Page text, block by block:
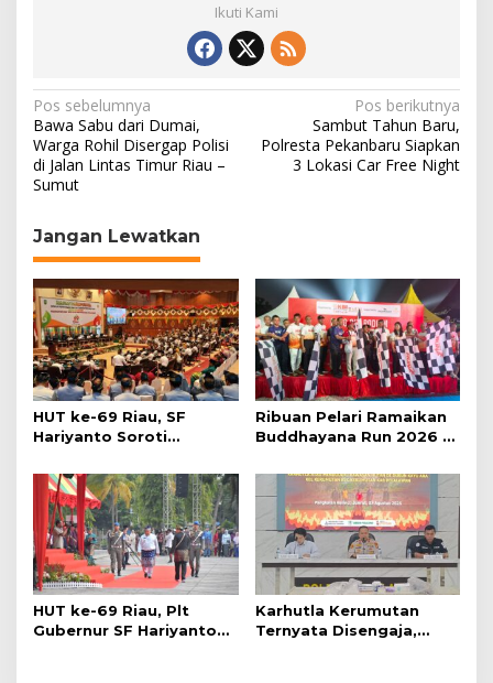
Ikuti Kami
N
a
v
g
a
s
i
p
o
s
Pos sebelumnya
Bawa Sabu dari Dumai,
Warga Rohil Disergap Polisi
di Jalan Lintas Timur Riau –
Sumut
Pos berikutnya
Sambut Tahun Baru,
Polresta Pekanbaru Siapkan
3 Lokasi Car Free Night
Jangan Lewatkan
HUT ke-69 Riau, SF
Hariyanto Soroti
Kemiskinan
Ribuan Pelari Ramaikan
Buddhayana Run 2026 di
HUT ke-69 Riau, Plt
Gubernur SF Hariyanto
Karhutla Kerumutan
Ternyata Disengaja,